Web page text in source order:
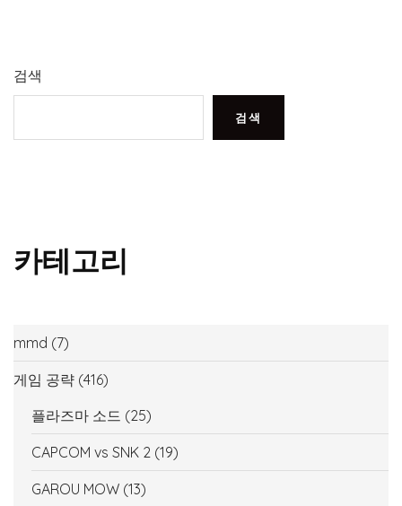
검색
검색
카테고리
mmd (7)
게임 공략 (416)
플라즈마 소드 (25)
CAPCOM vs SNK 2 (19)
GAROU MOW (13)